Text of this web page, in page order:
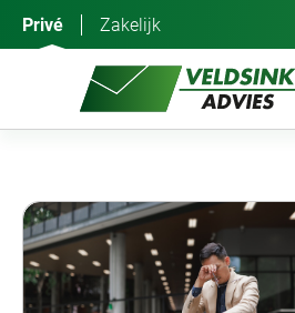
Privé Zakelijk